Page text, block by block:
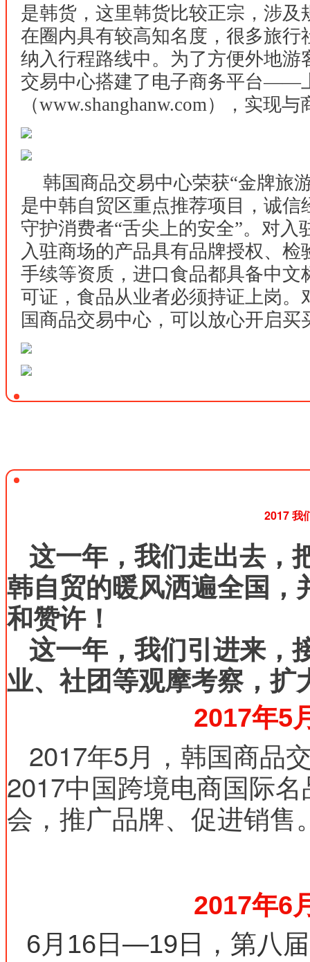
是韩货，这里韩货比较正宗，涉及
在圈内具有较高知名度，很多旅行
纳入行程路线中。 为了方便外地游
交易中心搭建了电子商务平台——
（www.shanghanw.com），实现
韩国商品交易中心荣获“金牌旅
是中韩自贸区重点推荐项目，诚信
守护消费者“舌尖上的安全”。对入
入驻商场的产品具有品牌授权、检
手续等资质，进口食品都具备中文
可证，食品从业者必须持证上岗。
国商品交易中心，可以放心开启买
2017 我
这一年，我们走出去，
韩自贸的暖风洒遍全国，
和赞许！
这一年，我们引进来，
业、社团等观摩考察，扩
2017年5
2017年5月，韩国商品
2017中国跨境电商国际
会，推广品牌、促进销售
2017年6
6月16日—19日，第八